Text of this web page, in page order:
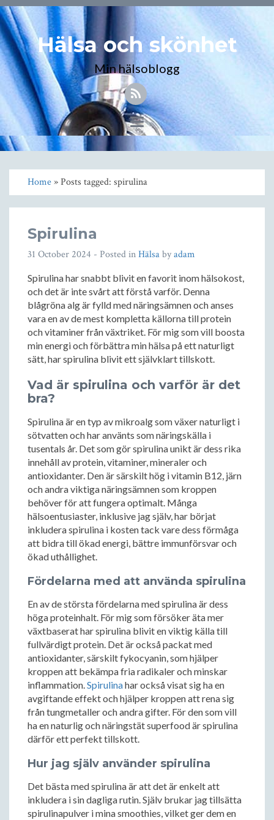
Hälsa och skönhet
Min hälsoblogg
Toggle
navigation
Home» Posts tagged: spirulina
Spirulina
31 October 2024 - Posted inHälsabyadam
Spirulina har snabbt blivit en favorit inom hälsokost,
och det är inte svårt att förstå varför. Denna
blågröna alg är fylld med näringsämnen och anses
vara en av de mest kompletta källorna till protein
och vitaminer från växtriket. För mig som vill boosta
min energi och förbättra min hälsa på ett naturligt
sätt, har spirulina blivit ett självklart tillskott.
Vad är spirulina och varför är det
bra?
Spirulina är en typ av mikroalg som växer naturligt i
sötvatten och har använts som näringskälla i
tusentals år. Det som gör spirulina unikt är dess rika
innehåll av protein, vitaminer, mineraler och
antioxidanter. Den är särskilt hög i vitamin B12, järn
och andra viktiga näringsämnen som kroppen
behöver för att fungera optimalt. Många
hälsoentusiaster, inklusive jag själv, har börjat
inkludera spirulina i kosten tack vare dess förmåga
att bidra till ökad energi, bättre immunförsvar och
ökad uthållighet.
Fördelarna med att använda spirulina
En av de största fördelarna med spirulina är dess
höga proteinhalt. För mig som försöker äta mer
växtbaserat har spirulina blivit en viktig källa till
fullvärdigt protein. Det är också packat med
antioxidanter, särskilt fykocyanin, som hjälper
kroppen att bekämpa fria radikaler och minskar
inflammation.Spirulinahar också visat sig ha en
avgiftande effekt och hjälper kroppen att rena sig
från tungmetaller och andra gifter. För den som vill
ha en naturlig och näringstät superfood är spirulina
därför ett perfekt tillskott.
Hur jag själv använder spirulina
Det bästa med spirulina är att det är enkelt att
inkludera i sin dagliga rutin. Själv brukar jag tillsätta
spirulinapulver i mina smoothies, vilket ger dem en